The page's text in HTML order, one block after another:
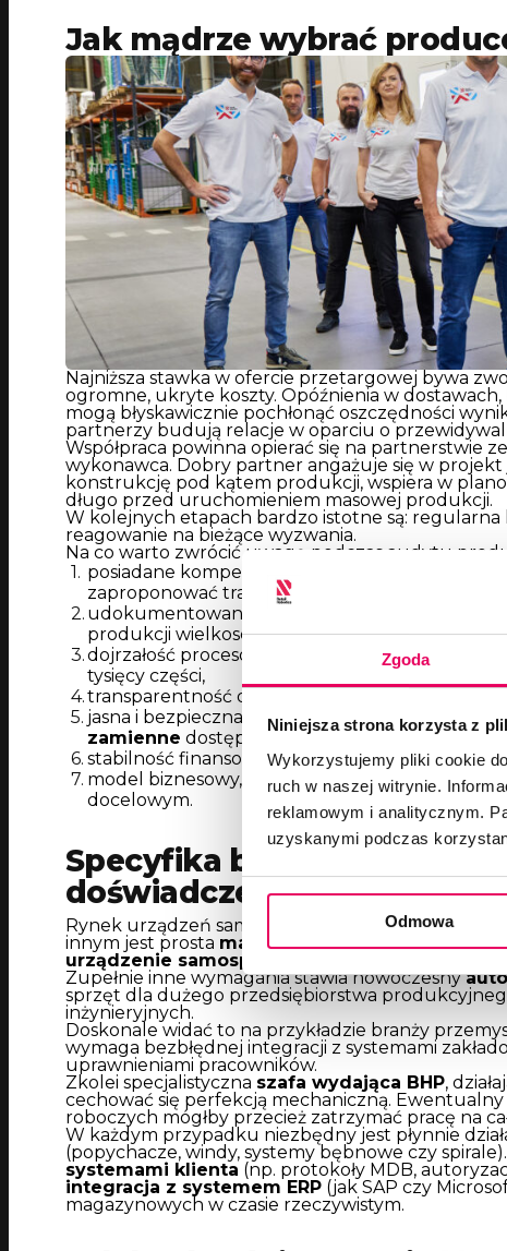
Zgoda
Niniejsza strona korzysta z
Wykorzystujemy pliki cookie
ruch w naszej witrynie.
reklamowym i analitycznym.
uzyskanymi podczas
Odmowa
Jak mądrze wybrać
Najniższa stawka w ofercie przetargowej bywa
ogromne, ukryte koszty. Opóźnienia w
mogą błyskawicznie pochłonąć oszczędności
partnerzy budują relacje w oparciu o
Współpraca powinna opierać się na partnerstwie
wykonawca. Dobry partner angażuje się w
konstrukcję pod kątem produkcji, wspiera w
długo przed uruchomieniem masowej produkcji.
W kolejnych etapach bardzo istotne są:
reagowanie na bieżące wyzwania.
Na co warto zwrócić uwagę podczas audytu
posiadane kompetencje inżynieryjne oraz
zaproponować trafne ulepszenia,
udokumentowane doświadczenie w płynnym
produkcji wielkoseryjnej,
dojrzałość procesowa w zarządzaniu bardzo
tysięcy części,
transparentność działań oraz wdrożone,
jasna i bezpieczna polityka obejmująca stabilne
zamienne dostępne w niedługim czasie,
stabilność finansowa partnera, pozwalająca na
model biznesowy, który gwarantuje, że
docelowym.
Specyfika branży a
doświadczenie w Twojej
Rynek urządzeń samoobsługowych
innym jest prosta maszyna samosprzedająca,
urządzenie samosprzedające
Zupełnie inne wymagania stawia nowoczesny
sprzęt dla dużego przedsiębiorstwa
inżynieryjnych.
Doskonale widać to na przykładzie branży
wymaga bezbłędnej integracji z systemami
uprawnieniami pracowników.
Zkolei specjalistyczna szafa wydająca BHP,
cechować się perfekcją mechaniczną.
roboczych mógłby przecież zatrzymać pracę na
W każdym przypadku niezbędny jest płynnie
(popychacze, windy, systemy bębnowe czy
systemami klienta (np. protokoły MDB,
integracja z systemem ERP (jak SAP czy
magazynowych w czasie rzeczywistym.